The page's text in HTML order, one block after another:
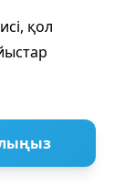
қол